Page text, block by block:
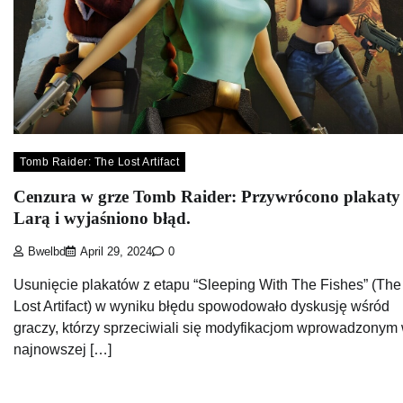
Tomb Raider: The Lost Artifact
Cenzura w grze Tomb Raider: Przywrócono plakaty
Larą i wyjaśniono błąd.
Bwelbd April 29, 2024 0
Usunięcie plakatów z etapu “Sleeping With The Fishes” (The
Lost Artifact) w wyniku błędu spowodowało dyskusję wśród
graczy, którzy sprzeciwiali się modyfikacjom wprowadzonym
najnowszej […]